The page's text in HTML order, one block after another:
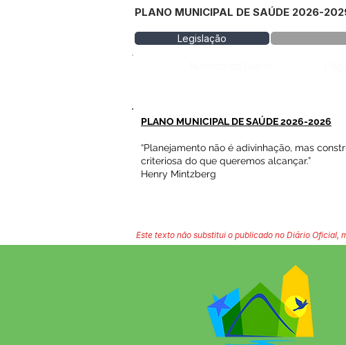
PLANO MUNICIPAL DE SAÚDE 2026-
Legislação
PLANO MUNICIPAL DE SAÚDE 2026-2026
“Planejamento não é adivinhação, mas
criteriosa do que queremos alcançar.”
Henry Mintzberg
Este texto não substitui o publicado no Diário